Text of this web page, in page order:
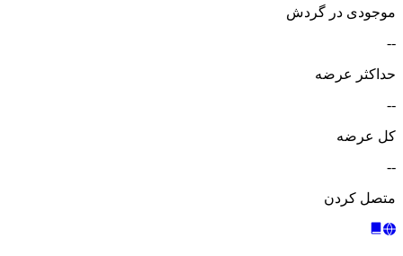
موجودی در گردش
--
حداکثر عرضه
--
کل عرضه
--
متصل کردن